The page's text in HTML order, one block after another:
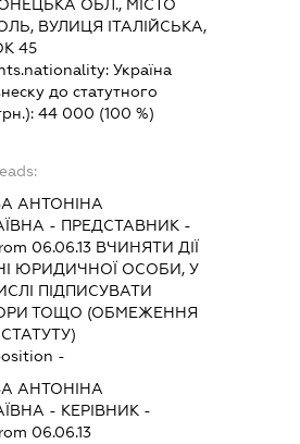
ОБЛ., МІСТО
ВУЛИЦЯ ІТАЛІЙСЬКА,
45
Україна
до статутного
44 000 (100 %)
АНТОНІНА
- ПРЕДСТАВНИК-
06.06.13ВЧИНЯТИ ДІЇ
ЮРИДИЧНОЇ ОСОБИ, У
ПІДПИСУВАТИ
ТОЩО (ОБМЕЖЕННЯ
-
АНТОНІНА
- КЕРІВНИК-
06.06.13